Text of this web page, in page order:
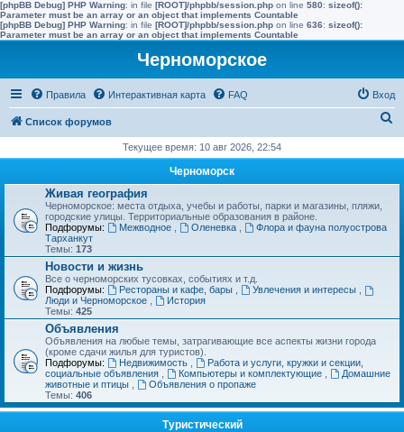
[phpBB Debug] PHP Warning: in file [ROOT]/phpbb/session.php on line 580: sizeof():
Parameter must be an array or an object that implements Countable
[phpBB Debug] PHP Warning: in file [ROOT]/phpbb/session.php on line 636: sizeof():
Parameter must be an array or an object that implements Countable
Черноморское
Правила Интерактивная карта FAQ Вход
Список форумов
с
Текущее время: 10 авг 2026, 22:54
Черноморск
Живая география
Черноморское: места отдыха, учебы и работы, парки и магазины, пляжи,
городские улицы. Территориальные образования в районе.
Подфорумы:
Межводное Оленевка
Флора и фауна полуострова
Тарханкут
Темы: 173
Новости и жизнь
Все о черноморских тусовках, событиях и т.д.
Подфорумы:
Рестораны и кафе, бары Увлечения и интересы
Люди и Черноморское
История
Темы: 425
Объявления
Объявления на любые темы, затрагивающие все аспекты жизни города
(кроме сдачи жилья для туристов).
Подфорумы:
Недвижимость
Работа и услуги, кружки и секции,
социальные объявления
Компьютеры и комплектующие
Домашние
животные и птицы
Объявления о пропаже
Темы: 406
Туристический